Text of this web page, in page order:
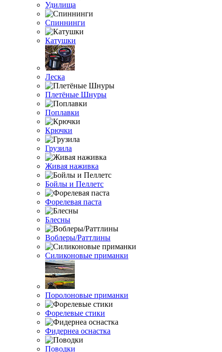
Удилища
Спиннинги
Катушки
Леска
Плетёные Шнуры
Поплавки
Крючки
Грузила
Живая наживка
Бойлы и Пеллетс
Форелевая паста
Блесны
Воблеры/Раттлины
Силиконовые приманки
Поролоновые приманки
Форелевые стики
Фидернеа оснастка
Поводки